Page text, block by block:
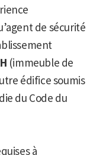
de sécurité
(immeuble de
édifice soumis
du Code du
à